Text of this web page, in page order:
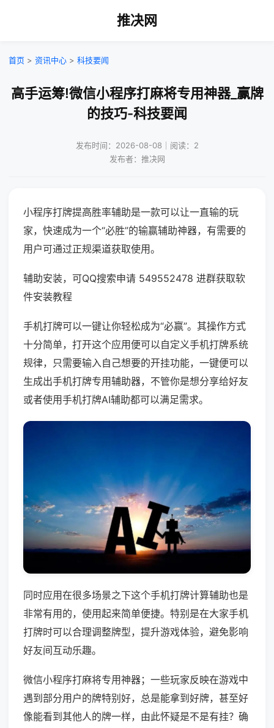
推决网
首页 > 资讯中心 > 科技要闻
高手运筹!微信小程序打麻将专用神器_赢牌
的技巧-科技要闻
发布时间：2026-08-08｜阅读：2
发布者：推决网
小程序打牌提高胜率辅助是一款可以让一直输的玩
家，快速成为一个“必胜”的输赢辅助神器，有需要的
用户可通过正规渠道获取使用。
辅助安装，可QQ搜索申请 549552478 进群获取软
件安装教程
手机打牌可以一键让你轻松成为“必赢”。其操作方式
十分简单，打开这个应用便可以自定义手机打牌系统
规律，只需要输入自己想要的开挂功能，一键便可以
生成出手机打牌专用辅助器，不管你是想分享给好友
或者使用手机打牌AI辅助都可以满足需求。
同时应用在很多场景之下这个手机打牌计算辅助也是
非常有用的，使用起来简单便捷。特别是在大家手机
打牌时可以合理调整牌型，提升游戏体验，避免影响
好友间互动乐趣。
微信小程序打麻将专用神器；一些玩家反映在游戏中
遇到部分用户的牌特别好，总是能拿到好牌，甚至好
像能看到其他人的牌一样，由此怀疑是不是有挂？确